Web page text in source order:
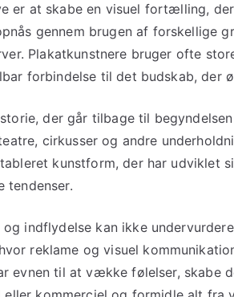
er at skabe en visuel fortælling,
gennem brugen af forskellige
Plakatkunstnere bruger ofte
forbindelse til det budskab, der
der går tilbage til
cirkusser og andre
kunstform, der har udviklet
tendenser.
indflydelse kan ikke
reklame og visuel
evnen til at vække følelser, skabe